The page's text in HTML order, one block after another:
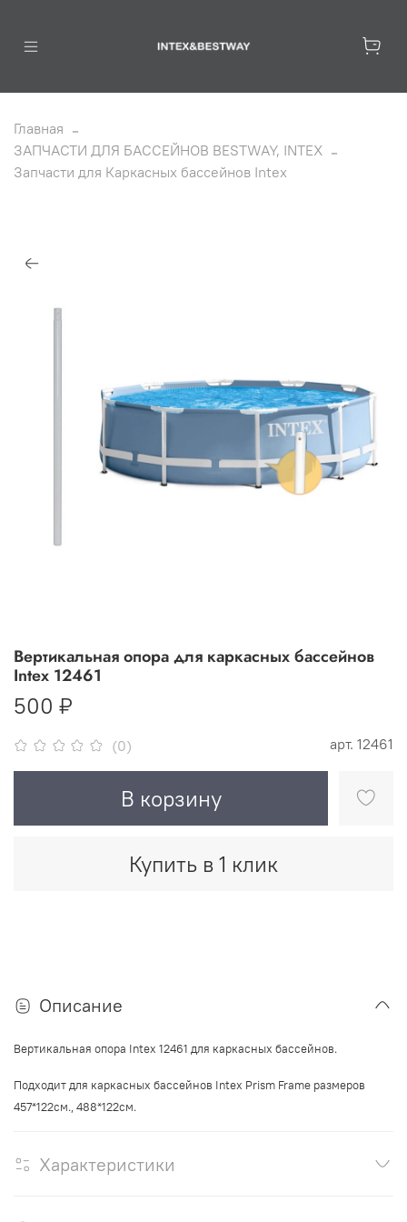
Главная
ЗАПЧАСТИ ДЛЯ БАССЕЙНОВ BESTWAY, INTEX
Запчасти для Каркасных бассейнов Intex
(0) арт. 12461
Вертикальная опора для каркасных бассейнов
Intex 12461
500 ₽
В корзину
Купить в 1 клик
Описание
Вертикальная опора Intex 12461 для каркасных бассейнов.
Подходит для каркасных бассейнов Intex Prism Frame размеров
457*122см., 488*122см.
Характеристики